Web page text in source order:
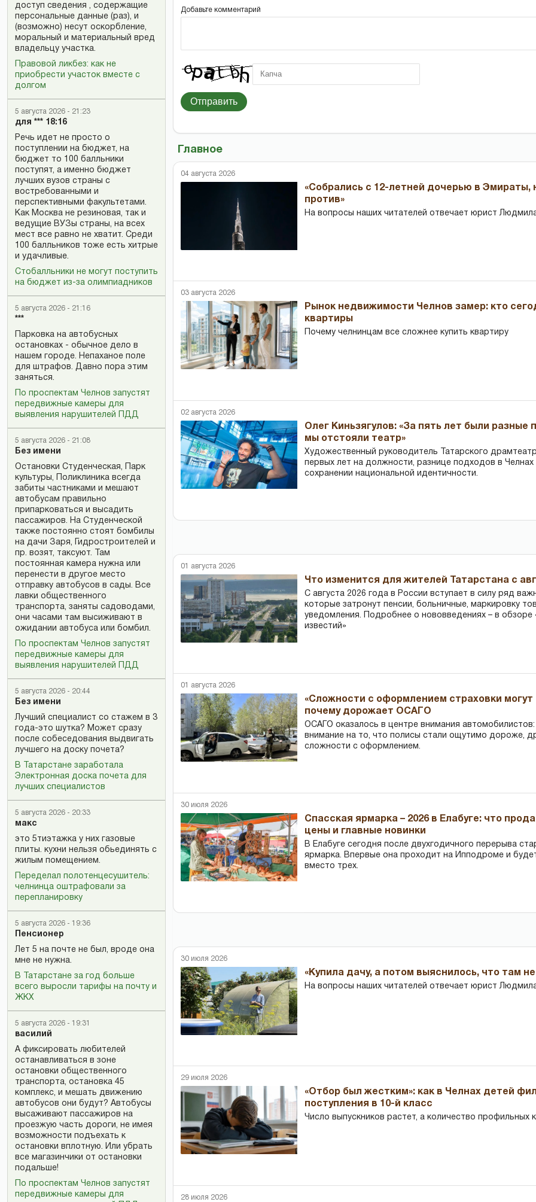
доступ сведения , содержащие
персональные данные (раз), и
(возможно) несут оскорбление,
моральный и материальный вред
владельцу участка.
Правовой ликбез: как не
приобрести участок вместе с
долгом
5 августа 2026 - 21:23
для *** 18:16
Речь идет не просто о
поступлении на бюджет, на
бюджет то 100 балльники
поступят, а именно бюджет
лучших вузов страны с
востребованными и
перспективными факультетами.
Как Москва не резиновая, так и
ведущие ВУЗы страны, на всех
мест все равно не хватит. Среди
100 балльников тоже есть хитрые
и удачливые.
Стобалльники не могут поступить
на бюджет из-за олимпиадников
5 августа 2026 - 21:16
***
Парковка на автобусных
остановках - обычное дело в
нашем городе. Непаханое поле
для штрафов. Давно пора этим
заняться.
По проспектам Челнов запустят
передвижные камеры для
выявления нарушителей ПДД
5 августа 2026 - 21:08
Без имени
Остановки Студенческая, Парк
культуры, Поликлиника всегда
забиты частниками и мешают
автобусам правильно
припарковаться и высадить
пассажиров. На Студенческой
также постоянно стоят бомбилы
на дачи Заря, Гидростроителей и
пр. возят, таксуют. Там
постоянная камера нужна или
перенести в другое место
отправку автобусов в сады. Все
лавки общественного
транспорта, заняты садоводами,
они часами там высиживают в
ожидании автобуса или бомбил.
По проспектам Челнов запустят
передвижные камеры для
выявления нарушителей ПДД
5 августа 2026 - 20:44
Без имени
Лучший специалист со стажем в 3
года-это шутка? Может сразу
после собеседования выдвигать
лучшего на доску почета?
В Татарстане заработала
Электронная доска почета для
лучших специалистов
5 августа 2026 - 20:33
макс
это 5тиэтажка у них газовые
плиты. кухни нельзя обьединять с
жилым помещением.
Переделал полотенцесушитель:
челнинца оштрафовали за
перепланировку
5 августа 2026 - 19:36
Пенсионер
Лет 5 на почте не был, вроде она
мне не нужна.
В Татарстане за год больше
всего выросли тарифы на почту и
ЖКХ
5 августа 2026 - 19:31
василий
А фиксировать любителей
останавливаться в зоне
остановки общественного
транспорта, остановка 45
комплекс, и мешать движению
автобусов они будут? Автобусы
высаживают пассажиров на
проезжую часть дороги, не имея
возможности подъехать к
остановки вплотную. Или убрать
все магазинчики от остановки
подальше!
По проспектам Челнов запустят
передвижные камеры для
Добавьте комментарий
Отправить
Главное
04 августа 2026
«Собрались с 12-летней дочерью в
против»
На вопросы наших читателей отвечает юрист
03 августа 2026
Рынок недвижимости Челнов замер: кто
квартиры
Почему челнинцам все сложнее купить квартиру
02 августа 2026
Олег Киньзягулов: «За пять лет были разные
мы отстояли театр»
Художественный руководитель Татарского
первых лет на должности, разнице подходов в Челнах
сохранении национальной идентичности.
01 августа 2026
Что изменится для жителей Татарстана с
С августа 2026 года в России вступает в силу ряд
которые затронут пенсии, больничные, маркировку
уведомления. Подробнее о нововведениях – в обзоре
известий»
01 августа 2026
«Сложности с оформлением страховки могут
почему дорожает ОСАГО
ОСАГО оказалось в центре внимания
внимание на то, что полисы стали ощутимо дороже,
сложности с оформлением.
30 июля 2026
Спасская ярмарка – 2026 в Елабуге: что
цены и главные новинки
В Елабуге сегодня после двухгодичного перерыва
ярмарка. Впервые она проходит на Ипподроме и
вместо трех.
30 июля 2026
«Купила дачу, а потом выяснилось, что там
На вопросы наших читателей отвечает юрист
29 июля 2026
«Отбор был жестким»: как в Челнах детей
поступления в 10-й класс
Число выпускников растет, а количество профильных
28 июля 2026